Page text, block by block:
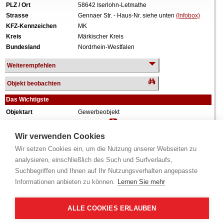
Wir verwenden Cookies
Wir setzen Cookies ein, um die Nutzung unserer Webseiten zu
analysieren, einschließlich des Such und Surfverlaufs,
Suchbegriffen und Ihnen auf Ihr Nutzungsverhalten angepasste
Informationen anbieten zu können. Lernen Sie mehr
ALLE COOKIES ERLAUBEN
PLZ / Ort
58642 Iserlohn-Letmathe
Strasse
Gennaer Str. - Haus-Nr. siehe unten (Infobox)
KFZ-Kennzeichen
MK
Kreis
Märkischer Kreis
Bundesland
Nordrhein-Westfalen
Weiterempfehlen
Objekt beobachten
Das Wichtigste
Objektart
Gewerbeobjekt
Wiederholungstermin
Nein
769 m²
Weiteres
Teilunterkellert, Produktionsgebäude mit Büro-
und Lagertrakt, es gibt Einschränkungen durch
Altlasten.